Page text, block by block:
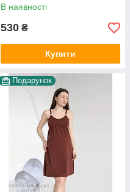
В наявності
530 ₴
Купити
Подарунок